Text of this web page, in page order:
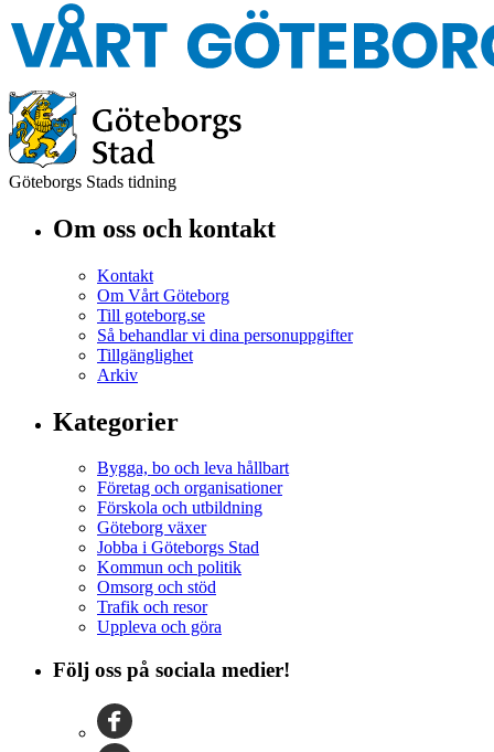
Göteborgs Stads tidning
Om oss och kontakt
Kontakt
Om Vårt Göteborg
Till goteborg.se
Så behandlar vi dina personuppgifter
Tillgänglighet
Arkiv
Kategorier
Bygga, bo och leva hållbart
Företag och organisationer
Förskola och utbildning
Göteborg växer
Jobba i Göteborgs Stad
Kommun och politik
Omsorg och stöd
Trafik och resor
Uppleva och göra
Följ oss på sociala medier!